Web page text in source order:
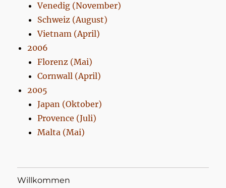
Venedig (November)
Schweiz (August)
Vietnam (April)
2006
Florenz (Mai)
Cornwall (April)
2005
Japan (Oktober)
Provence (Juli)
Malta (Mai)
Willkommen